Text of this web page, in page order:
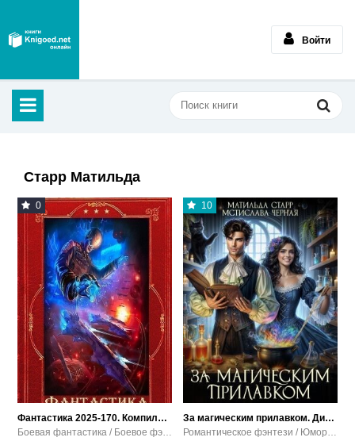
Войти
Старр Матильда
0
Фантастика 2025-170. Компиляция. Книги 1-30
Боевая фантастика / Боевое фэнтези / Любовное фэнтези
10
За магическим прилавком. Дилогия
Романтическое фэнтези / Юмористическое фэнтези / Любовное фэнтези / Бытовое фэнтези